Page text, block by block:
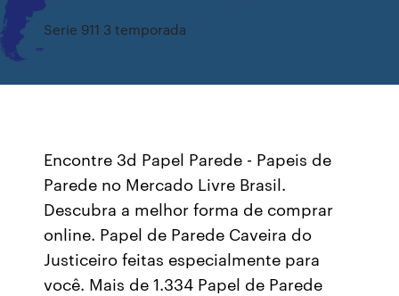
Serie 911 3 temporada
Encontre 3d Papel Parede - Papeis de
Parede no Mercado Livre Brasil.
Descubra a melhor forma de comprar
online. Papel de Parede Caveira do
Justiceiro feitas especialmente para
você. Mais de 1.334 Papel de Parede